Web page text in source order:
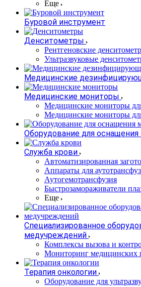
Еще
Буровой инструмент
Денситометры
Рентгеновские
Ультразвуковые
Медицинские
Медицинские мониторы
Медицинские мониторы
Медицинские мониторы
Оборудование для оснащения
Служба крови
Автоматизированная
Аппараты для
Аутогемотрансфузия
Быстрозамораживатели
Еще
Специализированное
медучреждений
Комплексы вызова и
Мониторинг медицинских
Терапия онкологии
Оборудование для